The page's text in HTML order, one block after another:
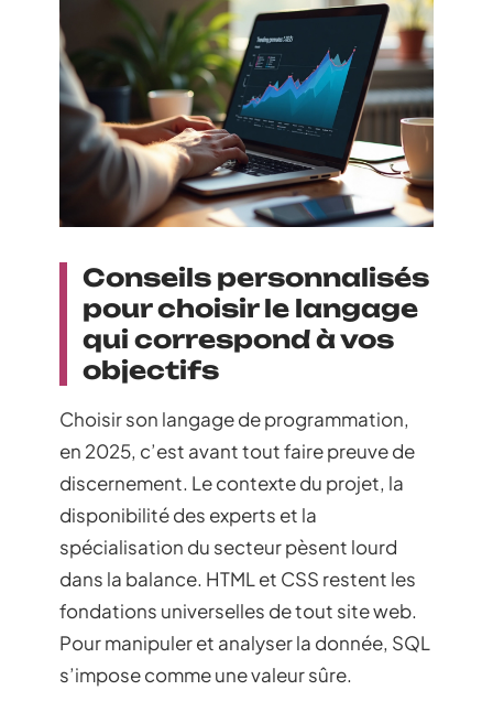
Conseils personnalisés
pour choisir le langage
qui correspond à vos
objectifs
Choisir son langage de programmation,
en 2025, c’est avant tout faire preuve de
discernement. Le contexte du projet, la
disponibilité des experts et la
spécialisation du secteur pèsent lourd
dans la balance. HTML et CSS restent les
fondations universelles de tout site web.
Pour manipuler et analyser la donnée, SQL
s’impose comme une valeur sûre.